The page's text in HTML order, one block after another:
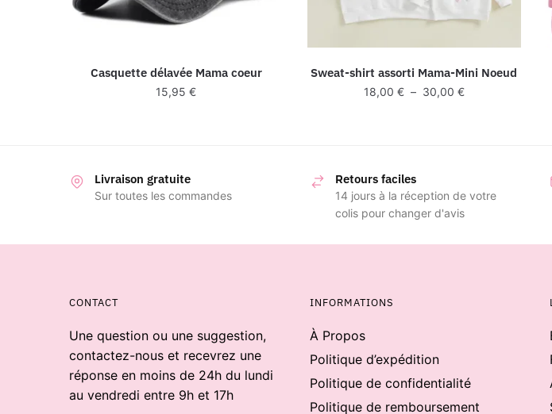
Casquette délavée Mama coeur
15,95€
Sweat-shirt assorti Mama-Mini Noeud
18,00 € – 30,00 €Plage
Livraison gratuite
Sur toutes les commandes
Retours faciles
14 jours à la réception de votre
colis pour changer d'avis
CONTACT
Une question ou une suggestion,
contactez-nous et recevrez une
réponse en moins de 24h du lundi
au vendredi entre 9h et 17h
INFORMATIONS
À Propos
Politique d’expédition
Politique de confidentialité
Politique de remboursement